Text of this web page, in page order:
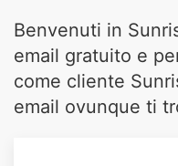
Benvenuti in
email gratuito e
come cliente
email ovunque ti